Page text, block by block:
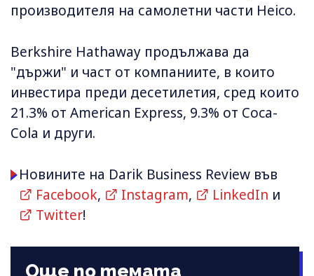
производителя на самолетни части Heico.
Berkshire Hathaway продължава да
"държи" и част от компаниите, в които
инвестира преди десетилетия, сред които
21.3% от American Express, 9.3% от Coca-
Cola и други.
Новините на Darik Business Review във
Facebook, Instagram, LinkedIn и
Twitter!
Още по темата